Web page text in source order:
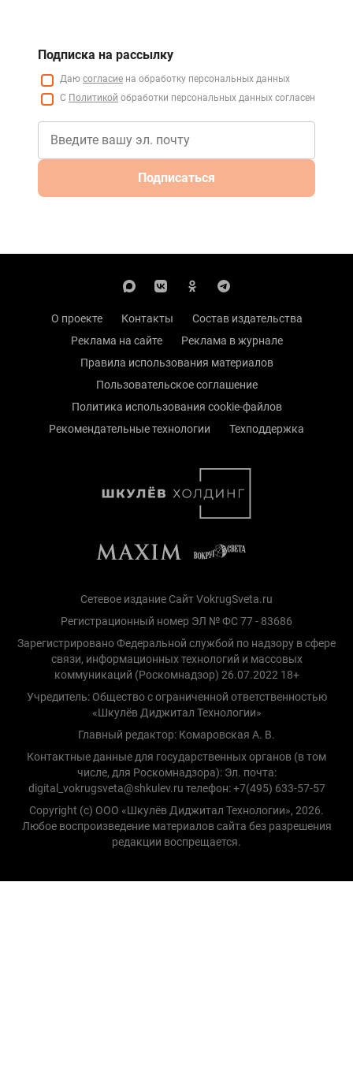
Подписка на рассылку
Даю согласие на обработку персональных данных
С Политикой обработки персональных данных согласен
Подписаться
О проекте Контакты
Состав издательства
Реклама на сайте
Реклама в журнале
Правила использования материалов
Пользовательское соглашение
Политика использования cookie-файлов
Рекомендательные технологии
Техподдержка
Сетевое издание Сайт VokrugSveta.ru
Регистрационный номер ЭЛ № ФС 77 - 83686
Зарегистрировано Федеральной службой по надзору в сфере
связи, информационных технологий и массовых
коммуникаций (Роскомнадзор) 26.07.2022 18+
Учредитель: Общество с ограниченной ответственностью
«Шкулёв Диджитал Технологии»
Главный редактор: Комаровская А. В.
Контактные данные для государственных органов (в том
числе, для Роскомнадзора): Эл. почта:
digital_vokrugsveta@shkulev.ru телефон: +7(495) 633-57-57
Copyright (с) ООО «Шкулёв Диджитал Технологии», 2026.
Любое воспроизведение материалов сайта без разрешения
редакции воспрещается.